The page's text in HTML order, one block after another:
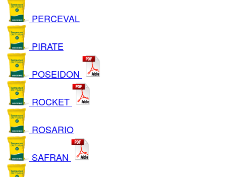
PERCEVAL
PIRATE
POSEIDON
ROCKET
ROSARIO
SAFRAN